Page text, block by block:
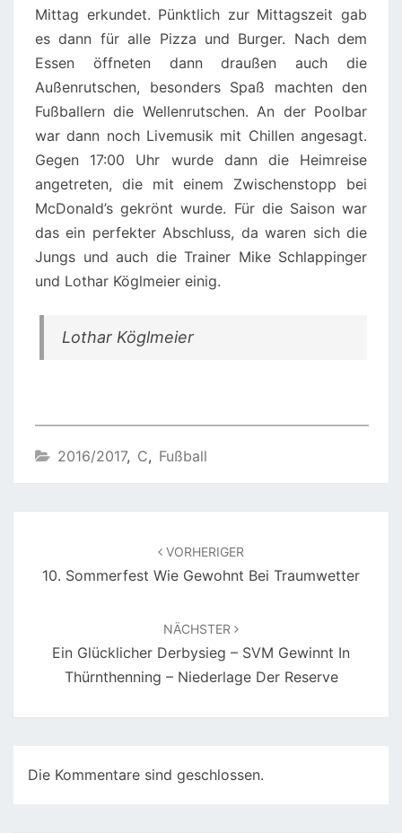
Mittag erkundet. Pünktlich zur Mittagszeit gab
es dann für alle Pizza und Burger. Nach dem
Essen öffneten dann draußen auch die
Außenrutschen, besonders Spaß machten den
Fußballern die Wellenrutschen. An der Poolbar
war dann noch Livemusik mit Chillen angesagt.
Gegen 17:00 Uhr wurde dann die Heimreise
angetreten, die mit einem Zwischenstopp bei
McDonald’s gekrönt wurde. Für die Saison war
das ein perfekter Abschluss, da waren sich die
Jungs und auch die Trainer Mike Schlappinger
und Lothar Köglmeier einig.
Lothar Köglmeier
2016/2017, C, Fußball
VORHERIGER
10. Sommerfest Wie Gewohnt Bei Traumwetter
NÄCHSTER
Ein Glücklicher Derbysieg – SVM Gewinnt In
Thürnthenning – Niederlage Der Reserve
Die Kommentare sind geschlossen.